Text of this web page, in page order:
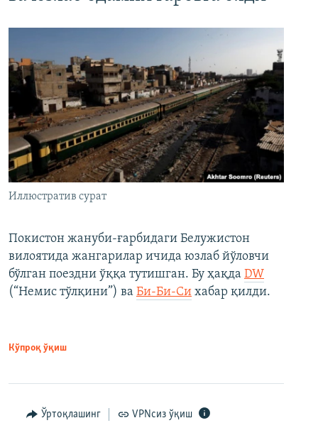
Иллюстратив сурат
Покистон жануби-ғарбидаги Белужистон
вилоятида жангарилар ичида юзлаб йўловчи
бўлган поездни ўққа тутишган. Бу ҳақда DW
(“Немис тўлқини”) ва Би-Би-Си хабар қилди.
Кўпроқ ўқиш
Ўртоқлашинг VPNсиз ўқиш